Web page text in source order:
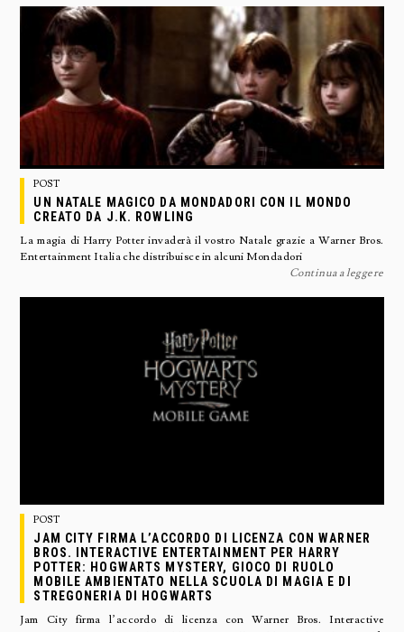
POST
UN NATALE MAGICO DA MONDADORI CON IL MONDO
CREATO DA J.K. ROWLING
La magia di Harry Potter invaderà il vostro Natale grazie a Warner Bros.
Entertainment Italia che distribuisce in alcuni Mondadori
Continua a leggere
POST
JAM CITY FIRMA L’ACCORDO DI LICENZA CON WARNER
BROS. INTERACTIVE ENTERTAINMENT PER HARRY
POTTER: HOGWARTS MYSTERY, GIOCO DI RUOLO
MOBILE AMBIENTATO NELLA SCUOLA DI MAGIA E DI
STREGONERIA DI HOGWARTS
Jam City firma l’accordo di licenza con Warner Bros. Interactive